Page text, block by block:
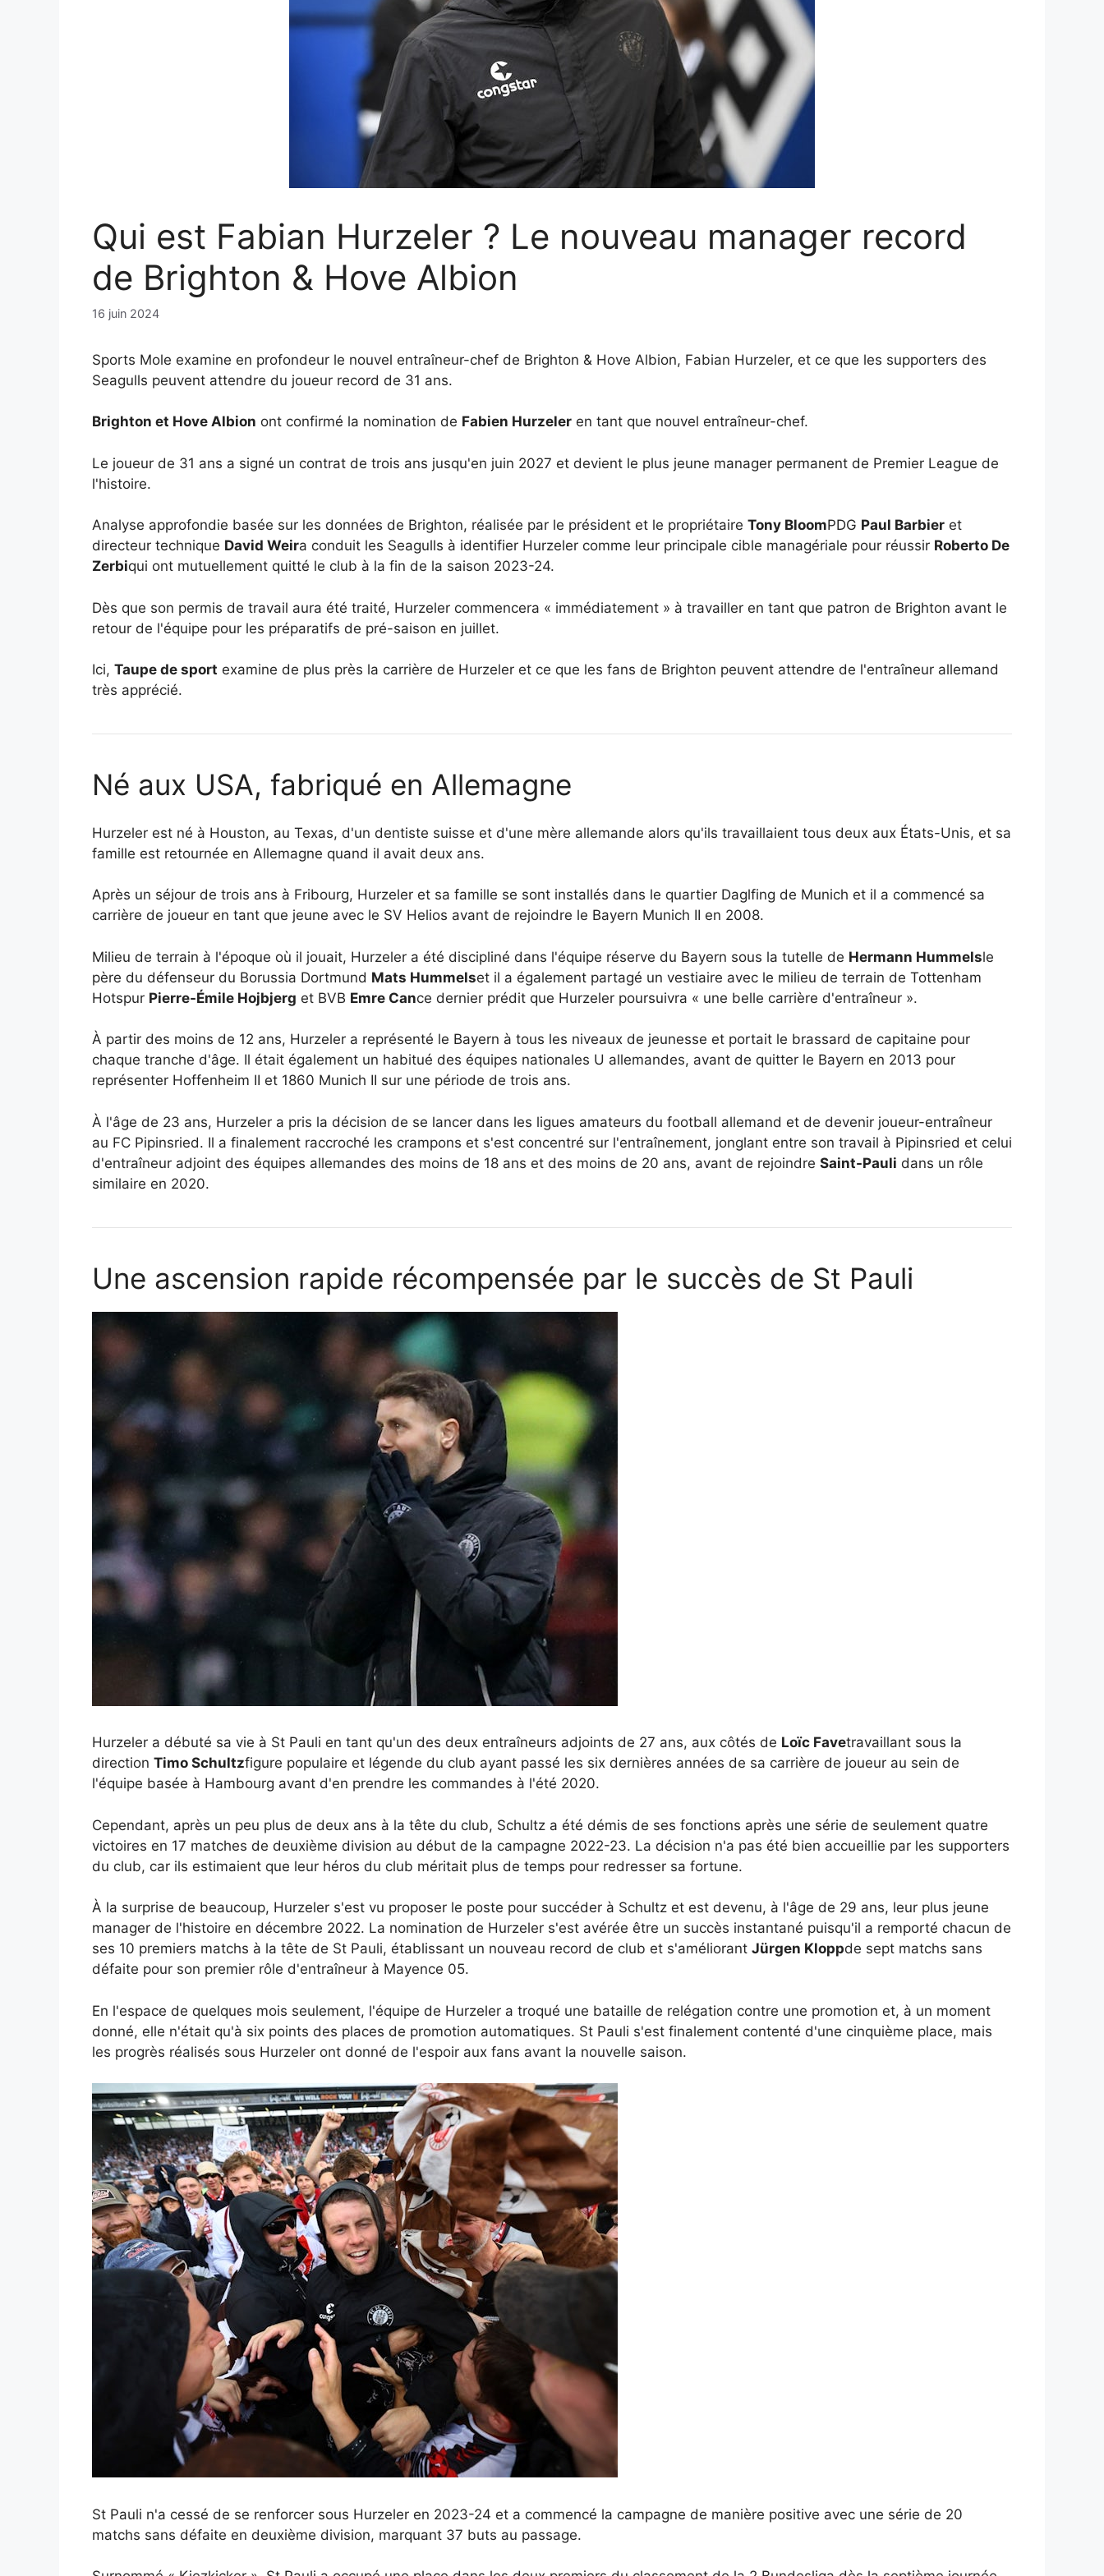
Qui est Fabian Hurzeler ? Le nouveau manager record
de Brighton & Hove Albion
16 juin 2024
Sports Mole examine en profondeur le nouvel entraîneur-chef de Brighton & Hove Albion, Fabian Hurzeler, et ce que les supporters des
Seagulls peuvent attendre du joueur record de 31 ans.
Brighton et Hove Albion ont confirmé la nomination de Fabien Hurzeler en tant que nouvel entraîneur-chef.
Le joueur de 31 ans a signé un contrat de trois ans jusqu'en juin 2027 et devient le plus jeune manager permanent de Premier League de
l'histoire.
Analyse approfondie basée sur les données de Brighton, réalisée par le président et le propriétaire Tony BloomPDG Paul Barbier et
directeur technique David Weira conduit les Seagulls à identifier Hurzeler comme leur principale cible managériale pour réussir Roberto De
Zerbiqui ont mutuellement quitté le club à la fin de la saison 2023-24.
Dès que son permis de travail aura été traité, Hurzeler commencera « immédiatement » à travailler en tant que patron de Brighton avant le
retour de l'équipe pour les préparatifs de pré-saison en juillet.
Ici, Taupe de sport examine de plus près la carrière de Hurzeler et ce que les fans de Brighton peuvent attendre de l'entraîneur allemand
très apprécié.
Né aux USA, fabriqué en Allemagne
Hurzeler est né à Houston, au Texas, d'un dentiste suisse et d'une mère allemande alors qu'ils travaillaient tous deux aux États-Unis, et sa
famille est retournée en Allemagne quand il avait deux ans.
Après un séjour de trois ans à Fribourg, Hurzeler et sa famille se sont installés dans le quartier Daglfing de Munich et il a commencé sa
carrière de joueur en tant que jeune avec le SV Helios avant de rejoindre le Bayern Munich II en 2008.
Milieu de terrain à l'époque où il jouait, Hurzeler a été discipliné dans l'équipe réserve du Bayern sous la tutelle de Hermann Hummelsle
père du défenseur du Borussia Dortmund Mats Hummelset il a également partagé un vestiaire avec le milieu de terrain de Tottenham
Hotspur Pierre-Émile Hojbjerg et BVB Emre Cance dernier prédit que Hurzeler poursuivra « une belle carrière d'entraîneur ».
À partir des moins de 12 ans, Hurzeler a représenté le Bayern à tous les niveaux de jeunesse et portait le brassard de capitaine pour
chaque tranche d'âge. Il était également un habitué des équipes nationales U allemandes, avant de quitter le Bayern en 2013 pour
représenter Hoffenheim II et 1860 Munich II sur une période de trois ans.
À l'âge de 23 ans, Hurzeler a pris la décision de se lancer dans les ligues amateurs du football allemand et de devenir joueur-entraîneur
au FC Pipinsried. Il a finalement raccroché les crampons et s'est concentré sur l'entraînement, jonglant entre son travail à Pipinsried et celui
d'entraîneur adjoint des équipes allemandes des moins de 18 ans et des moins de 20 ans, avant de rejoindre Saint-Pauli dans un rôle
similaire en 2020.
Une ascension rapide récompensée par le succès de St Pauli
Hurzeler a débuté sa vie à St Pauli en tant qu'un des deux entraîneurs adjoints de 27 ans, aux côtés de Loïc Favetravaillant sous la
direction Timo Schultzfigure populaire et légende du club ayant passé les six dernières années de sa carrière de joueur au sein de
l'équipe basée à Hambourg avant d'en prendre les commandes à l'été 2020.
Cependant, après un peu plus de deux ans à la tête du club, Schultz a été démis de ses fonctions après une série de seulement quatre
victoires en 17 matches de deuxième division au début de la campagne 2022-23. La décision n'a pas été bien accueillie par les supporters
du club, car ils estimaient que leur héros du club méritait plus de temps pour redresser sa fortune.
À la surprise de beaucoup, Hurzeler s'est vu proposer le poste pour succéder à Schultz et est devenu, à l'âge de 29 ans, leur plus jeune
manager de l'histoire en décembre 2022. La nomination de Hurzeler s'est avérée être un succès instantané puisqu'il a remporté chacun de
ses 10 premiers matchs à la tête de St Pauli, établissant un nouveau record de club et s'améliorant Jürgen Kloppde sept matchs sans
défaite pour son premier rôle d'entraîneur à Mayence 05.
En l'espace de quelques mois seulement, l'équipe de Hurzeler a troqué une bataille de relégation contre une promotion et, à un moment
donné, elle n'était qu'à six points des places de promotion automatiques. St Pauli s'est finalement contenté d'une cinquième place, mais
les progrès réalisés sous Hurzeler ont donné de l'espoir aux fans avant la nouvelle saison.
St Pauli n'a cessé de se renforcer sous Hurzeler en 2023-24 et a commencé la campagne de manière positive avec une série de 20
matchs sans défaite en deuxième division, marquant 37 buts au passage.